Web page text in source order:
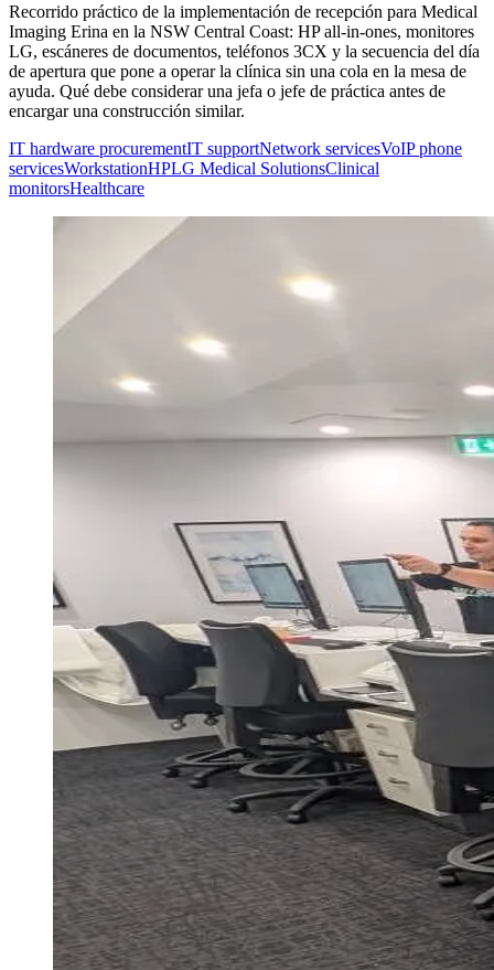
Recorrido práctico de la implementación de recepción para Medical
Imaging Erina en la NSW Central Coast: HP all-in-ones, monitores
LG, escáneres de documentos, teléfonos 3CX y la secuencia del día
de apertura que pone a operar la clínica sin una cola en la mesa de
ayuda. Qué debe considerar una jefa o jefe de práctica antes de
encargar una construcción similar.
IT hardware procurementIT supportNetwork servicesVoIP phone
servicesWorkstationHPLG Medical SolutionsClinical
monitorsHealthcare